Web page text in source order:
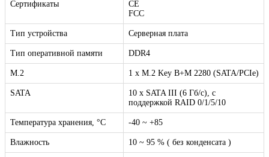
Сертификаты
CE
FCC
Тип устройства Серверная плата
Тип оперативной памяти DDR4
M.2 1 x M.2 Key B+M 2280 (SATA/PCIe)
SATA
10 х SATA III (6 Гб/с), с
поддержкой RAID 0/1/5/10
Температура хранения, °C -40 ~ +85
Влажность 10 ~ 95 % ( без конденсата )